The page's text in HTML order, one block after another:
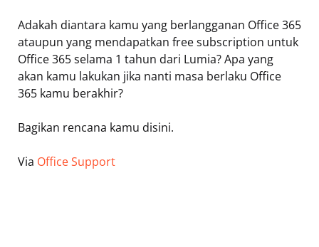
Adakah diantara kamu yang berlangganan Office 365
ataupun yang mendapatkan free subscription untuk
Office 365 selama 1 tahun dari Lumia? Apa yang
akan kamu lakukan jika nanti masa berlaku Office
365 kamu berakhir?
Bagikan rencana kamu disini.
Via Office Support